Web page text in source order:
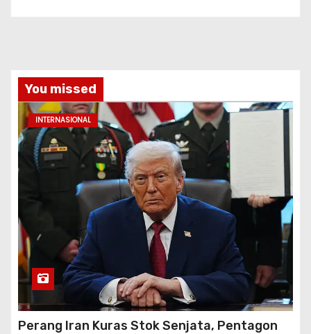
You missed
INTERNASIONAL
Perang Iran Kuras Stok Senjata, Pentagon